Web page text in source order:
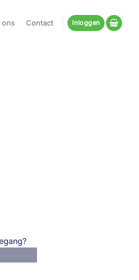
ons Contact Inloggen